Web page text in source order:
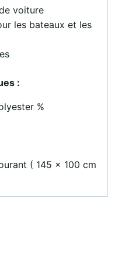
voiture
les bateaux et les
:
%
( 145 x 100 cm